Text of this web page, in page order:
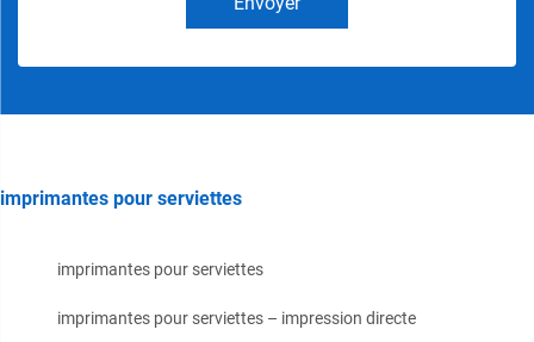
imprimantes pour serviettes
imprimantes pour serviettes
imprimantes pour serviettes – impression directe